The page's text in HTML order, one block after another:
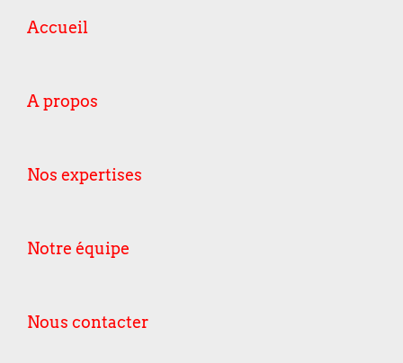
Accueil
A propos
Nos expertises
Notre équipe
Nous contacter